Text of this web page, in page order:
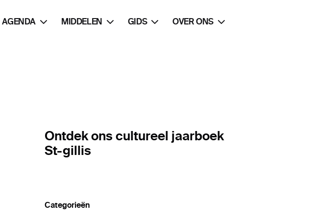
AGENDA MIDDELEN GIDS OVER ONS
Ontdek ons cultureel jaarboek
St-gillis
Categorieën